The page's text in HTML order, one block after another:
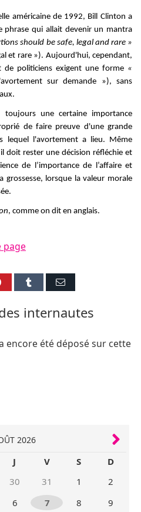
américaine de 1992, Bill Clinton a
phrase qui allait devenir un mantra
should be safe, legal and rare »
et rare »). Aujourd'hui, cependant,
politiciens exigent une forme «
sur demande »), sans
toujours une certaine importance
de faire preuve d'une grande
lequel l'avortement a lieu. Même
doit rester une décision réfléchie et
de l’importance de l’affaire et
grossesse, lorsque la valeur morale
, comme on dit en anglais.
page
Partager
Pinterest
Partager
Tumblr
Partager
E-
internautes
encore été déposé sur cette
2026
J V S
D
30 31 1
2
6 7 8 9